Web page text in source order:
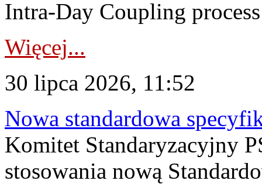
Intra-Day Coupling
Więcej...
30 lipca 2026, 11:52
Nowa standardowa
Komitet Standaryzacyjny
stosowania nową